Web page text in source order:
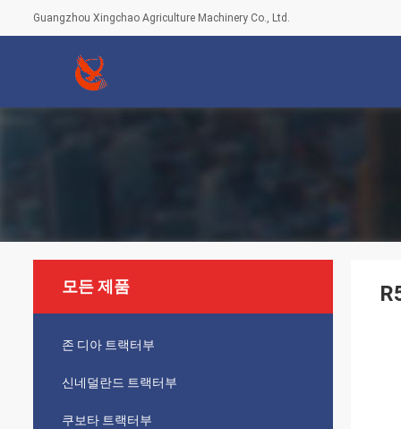
Guangzhou Xingchao Agriculture Machinery Co., Ltd.
모든 제품
존 디아 트랙터부
신네덜란드 트랙터부
쿠보타 트랙터부